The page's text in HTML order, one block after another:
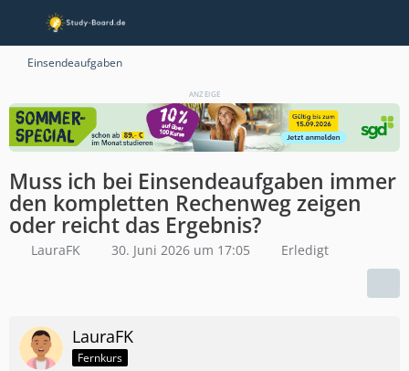
Einsendeaufgaben
ANZEIGE
Muss ich bei Einsendeaufgaben immer
den kompletten Rechenweg zeigen
oder reicht das Ergebnis?
LauraFK 30. Juni 2026 um 17:05 Erledigt
LauraFK
Fernkurs